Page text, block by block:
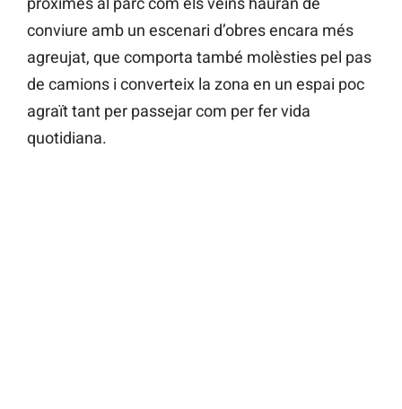
conviure amb un escenari d’obres encara més
agreujat, que comporta també molèsties pel pas
de camions i converteix la zona en un espai poc
agraït tant per passejar com per fer vida
quotidiana.